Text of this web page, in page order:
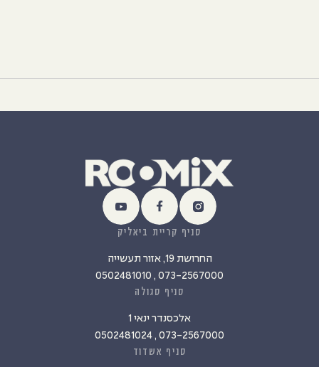
סניף קריית ביאליק
החרושת 19, אזור תעשייה
073-2567000 , 0502481010
סניף סגולה
אלכסנדר ינאי 1
073-2567000 , 0502481024
סניף אשדוד